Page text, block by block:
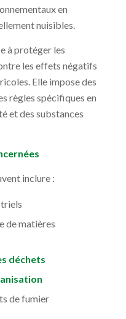
en
nuisibles.
à protéger les
les effets négatifs
Elle impose des
règles spécifiques en
et des substances
inclure :
de matières
déchets
de fumier